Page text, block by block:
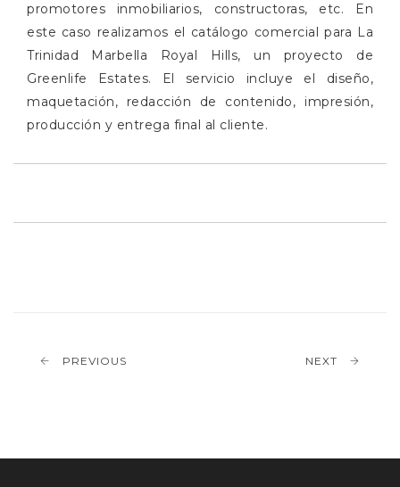
promotores inmobiliarios, constructoras, etc. En
este caso realizamos el catálogo comercial para La
Trinidad Marbella Royal Hills, un proyecto de
Greenlife Estates. El servicio incluye el diseño,
maquetación, redacción de contenido, impresión,
producción y entrega final al cliente.
PREVIOUS NEXT